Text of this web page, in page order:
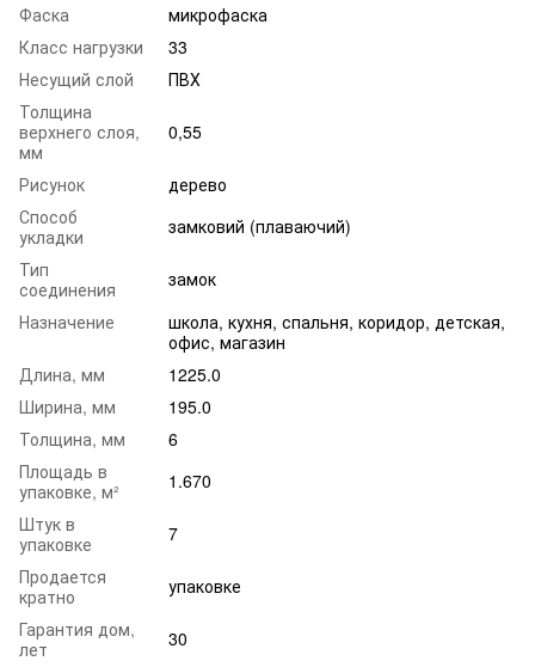
Фаска
микрофаска
Класс нагрузки
33
Несущий слой
ПВХ
Толщина
верхнего слоя,
мм
0,55
Рисунок
дерево
Способ
укладки
замковий (плаваючий)
Тип
соединения
замок
Назначение
школа, кухня, спальня, коридор, детская,
офис, магазин
Длина, мм
1225.0
Ширина, мм
195.0
Толщина, мм
6
Площадь в
упаковке, м²
1.670
Штук в
упаковке
7
Продается
кратно
упаковке
Гарантия дом,
лет
30